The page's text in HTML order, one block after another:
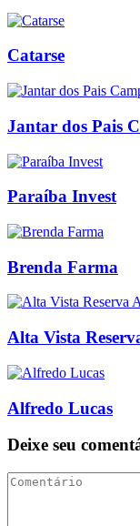
Catarse
Jantar dos Pais
Paraíba Invest
Brenda Farma
Alta Vista
Alfredo Lucas
Deixe seu